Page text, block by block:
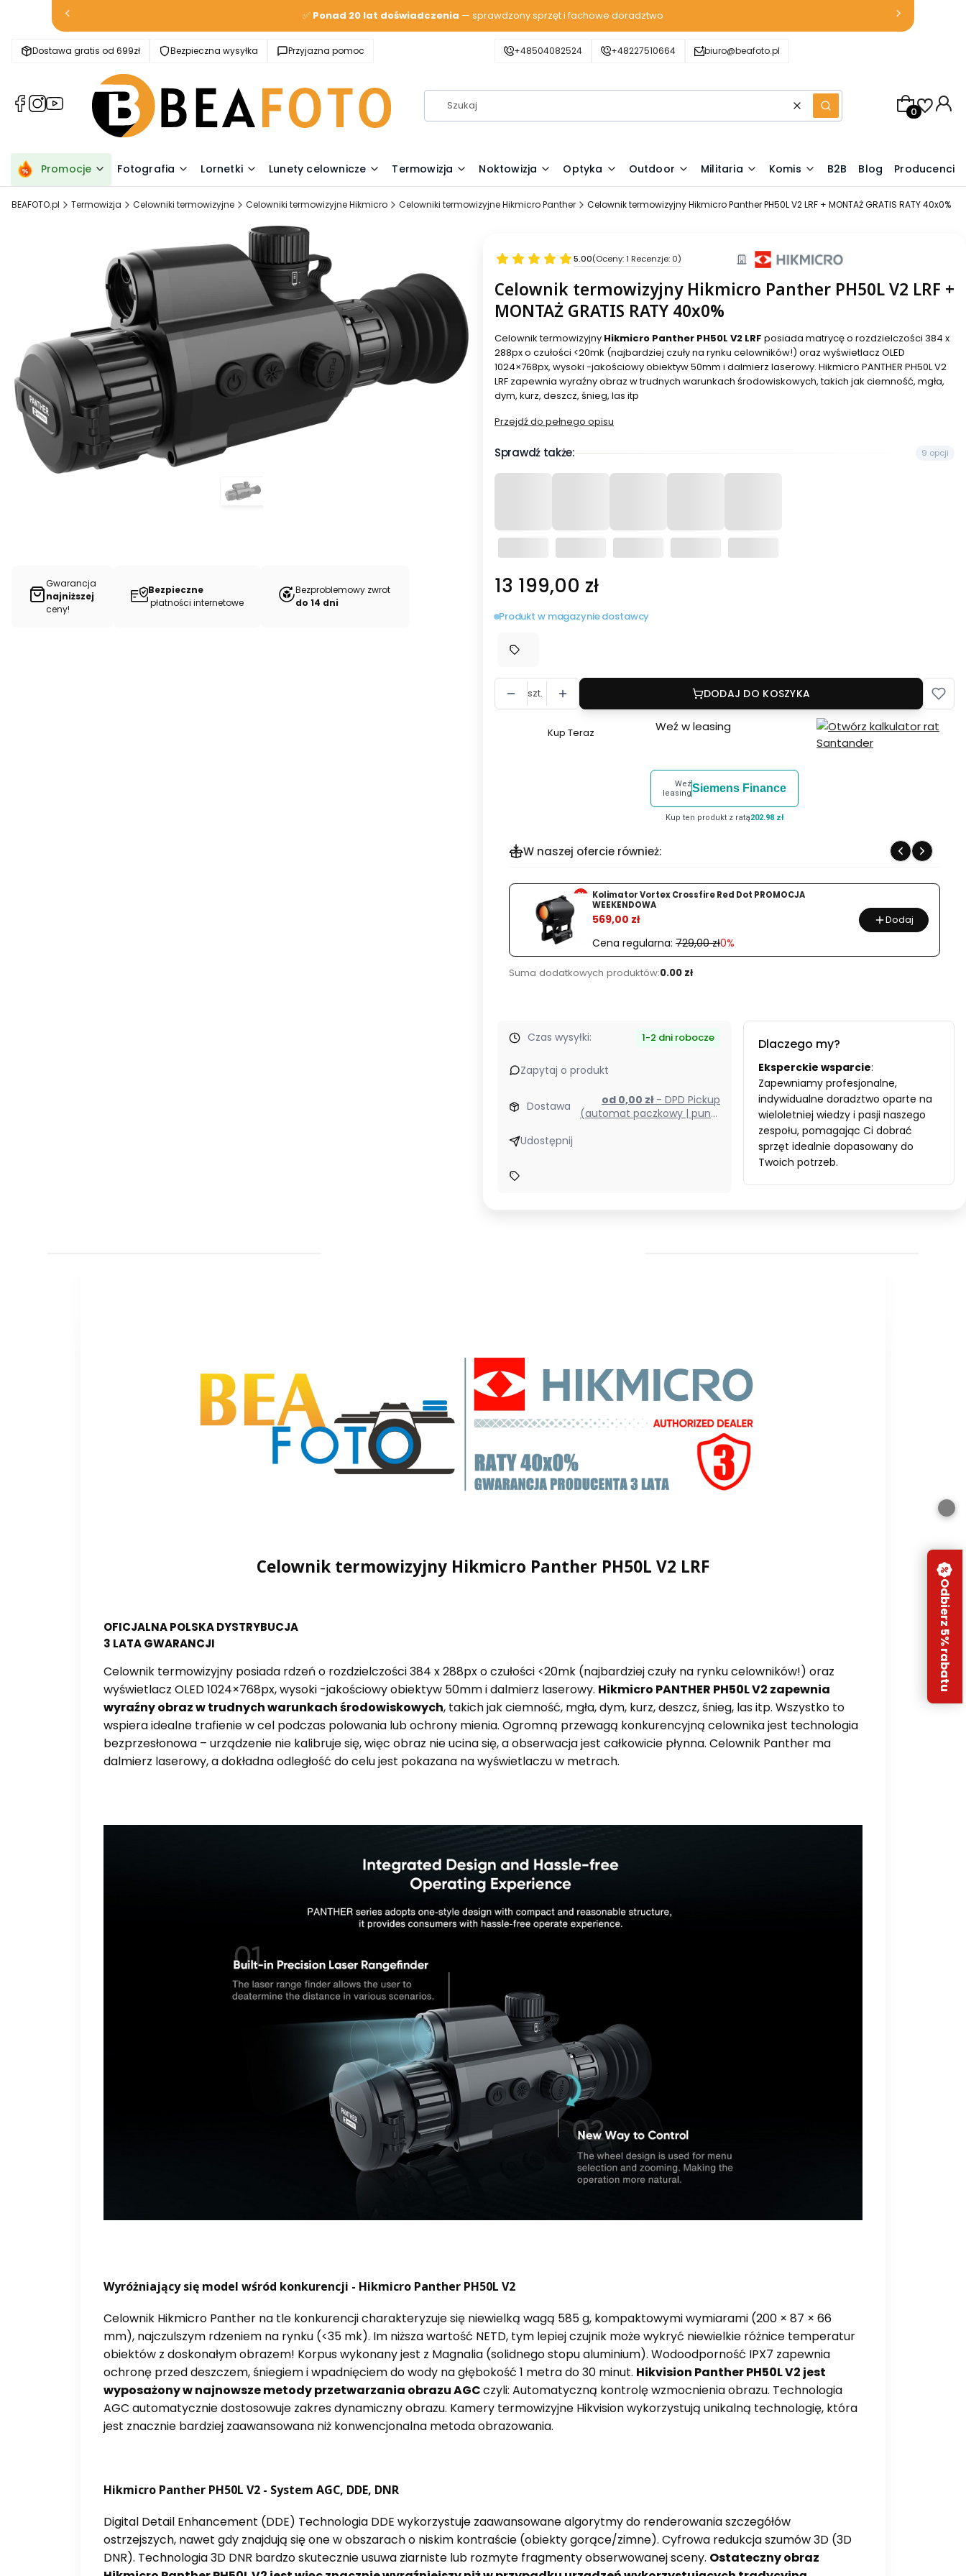
✅ Ponad 20 lat doświadczenia — sprawdzony sprzęt i fachowe doradztwo
Dostawa gratis od 699zł Bezpieczna wysyłka Przyjazna pomoc +48504082524 +48227510664 biuro@beafoto.pl
(Otwiera
karcie)
(Otwiera
karcie)
(Otwiera
karcie)
WyczyśćSzukaj
Produkty w
Promocje Fotografia Lornetki Lunety celownicze Termowizja Noktowizja Optyka Outdoor Militaria Komis B2B Blog Producenci
BEAFOTO.pl Termowizja Celowniki termowizyjne Celowniki termowizyjne Hikmicro Celowniki termowizyjne Hikmicro Panther Celownik termowizyjny Hikmicro Panther PH50L V2 LRF + MONTAŻ GRATIS RATY 40x0%
Gwarancja
najniższej
ceny!
Bezpieczne
płatności internetowe
Bezproblemowy zwrot
do 14 dni
5.00(Oceny: 1 Recenzje: 0)
Celownik termowizyjny Hikmicro Panther PH50L V2 LRF +
MONTAŻ GRATIS RATY 40x0%
Celownik termowizyjny Hikmicro Panther PH50L V2 LRF posiada matrycę o rozdzielczości 384 x
288px o czułości <20mk (najbardziej czuły na rynku celowników!) oraz wyświetlacz OLED
1024×768px, wysoki -jakościowy obiektyw 50mm i dalmierz laserowy. Hikmicro PANTHER PH50L V2
LRF zapewnia wyraźny obraz w trudnych warunkach środowiskowych, takich jak ciemność, mgła,
dym, kurz, deszcz, śnieg, las itp
Przejdź do pełnego opisu
Sprawdź także: 9 opcji
Cena
13 199,00 zł
Produkt w magazynie dostawcy
szt. DODAJ DO KOSZYKA
Szybki
Hikmicro
Panther
V2
LRF
+
MONTAŻ
Kup Teraz Weź w leasing
Weź
leasingSiemens Finance
Kup ten produkt z ratą202.98 zł
W naszej ofercie również:
%
Kolimator Vortex Crossfire Red Dot PROMOCJA
WEEKENDOWA
569,00 zł
Cena regularna: 729,00 zł0%
Dodaj
Suma dodatkowych produktów:0.00 zł
Czas wysyłki: 1-2 dni robocze
Zapytaj o produkt
Dostawa od 0,00 zł - DPD Pickup
(automat paczkowy | punkt
Udostępnij
Dlaczego my?
Eksperckie wsparcie:
Zapewniamy profesjonalne,
indywidualne doradztwo oparte na
wieloletniej wiedzy i pasji naszego
zespołu, pomagając Ci dobrać
sprzęt idealnie dopasowany do
Twoich potrzeb.
Celownik termowizyjny Hikmicro Panther PH50L V2 LRF
OFICJALNA POLSKA DYSTRYBUCJA
3 LATA GWARANCJI
Celownik termowizyjny posiada rdzeń o rozdzielczości 384 x 288px o czułości <20mk (najbardziej czuły na rynku celowników!) oraz
wyświetlacz OLED 1024×768px, wysoki -jakościowy obiektyw 50mm i dalmierz laserowy. Hikmicro PANTHER PH50L V2 zapewnia
wyraźny obraz w trudnych warunkach środowiskowych, takich jak ciemność, mgła, dym, kurz, deszcz, śnieg, las itp. Wszystko to
wspiera idealne trafienie w cel podczas polowania lub ochrony mienia. Ogromną przewagą konkurencyjną celownika jest technologia
bezprzesłonowa – urządzenie nie kalibruje się, więc obraz nie ucina się, a obserwacja jest całkowicie płynna. Celownik Panther ma
dalmierz laserowy, a dokładna odległość do celu jest pokazana na wyświetlaczu w metrach.
Wyróżniający się model wśród konkurencji - Hikmicro Panther PH50L V2
Celownik Hikmicro Panther na tle konkurencji charakteryzuje się niewielką wagą 585 g, kompaktowymi wymiarami (200 × 87 × 66
mm), najczulszym rdzeniem na rynku (<35 mk). Im niższa wartość NETD, tym lepiej czujnik może wykryć niewielkie różnice temperatur
obiektów z doskonałym obrazem! Korpus wykonany jest z Magnalia (solidnego stopu aluminium). Wodoodporność IPX7 zapewnia
ochronę przed deszczem, śniegiem i wpadnięciem do wody na głębokość 1 metra do 30 minut. Hikvision Panther PH50L V2 jest
wyposażony w najnowsze metody przetwarzania obrazu AGCczyli: Automatyczną kontrolę wzmocnienia obrazu. Technologia
AGC automatycznie dostosowuje zakres dynamiczny obrazu. Kamery termowizyjne Hikvision wykorzystują unikalną technologię, która
jest znacznie bardziej zaawansowana niż konwencjonalna metoda obrazowania.
Hikmicro Panther PH50L V2 - System AGC, DDE, DNR
Digital Detail Enhancement (DDE) Technologia DDE wykorzystuje zaawansowane algorytmy do renderowania szczegółów
ostrzejszych, nawet gdy znajdują się one w obszarach o niskim kontraście (obiekty gorące/zimne). Cyfrowa redukcja szumów 3D (3D
DNR). Technologia 3D DNR bardzo skutecznie usuwa ziarniste lub rozmyte fragmenty obserwowanej sceny. Ostateczny obraz
Odbierz 5% rabatu